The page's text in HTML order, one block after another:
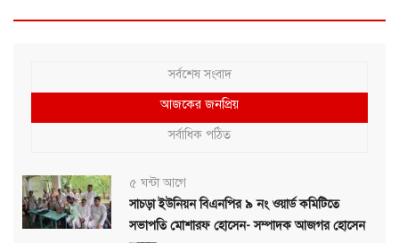
সর্বশেষ সংবাদ
আজকের জনপ্রিয়
সর্বাধিক পঠিত
৫ ঘন্টা আগে
সাচড়া ইউনিয়ন বিএনপির ৯ নং ওয়ার্ড কমিটিতে
সভাপতি মোশারফ হোসেন- সম্পাদক আজগর হোসেন